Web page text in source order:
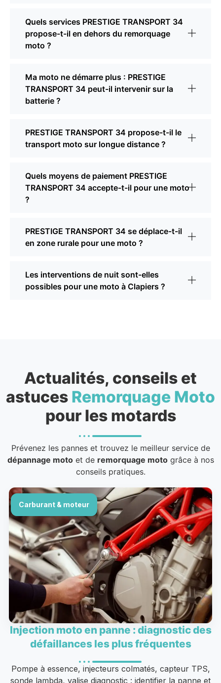
Quels services PRESTIGE TRANSPORT 34
propose-t-il en dehors du remorquage
moto ?
Ma moto ne démarre plus : PRESTIGE
TRANSPORT 34 peut-il intervenir sur la
batterie ?
PRESTIGE TRANSPORT 34 propose-t-il le
transport moto sur longue distance ?
Quels moyens de paiement PRESTIGE
TRANSPORT 34 accepte-t-il pour une moto
?
PRESTIGE TRANSPORT 34 se déplace-t-il
en zone rurale pour une moto ?
Les interventions de nuit sont-elles
possibles pour une moto à Clapiers ?
Actualités, conseils et
astuces Remorquage Moto
pour les motards
Prévenez les pannes et trouvez le meilleur service de
dépannage motoet de remorquage motogrâce à nos
conseils pratiques.
Carburant & moteur
Injection moto en panne : diagnostic des
défaillances les plus fréquentes
Pompe à essence, injecteurs colmatés, capteur TPS,
sonde lambda, valise diagnostic : identifier la panne et